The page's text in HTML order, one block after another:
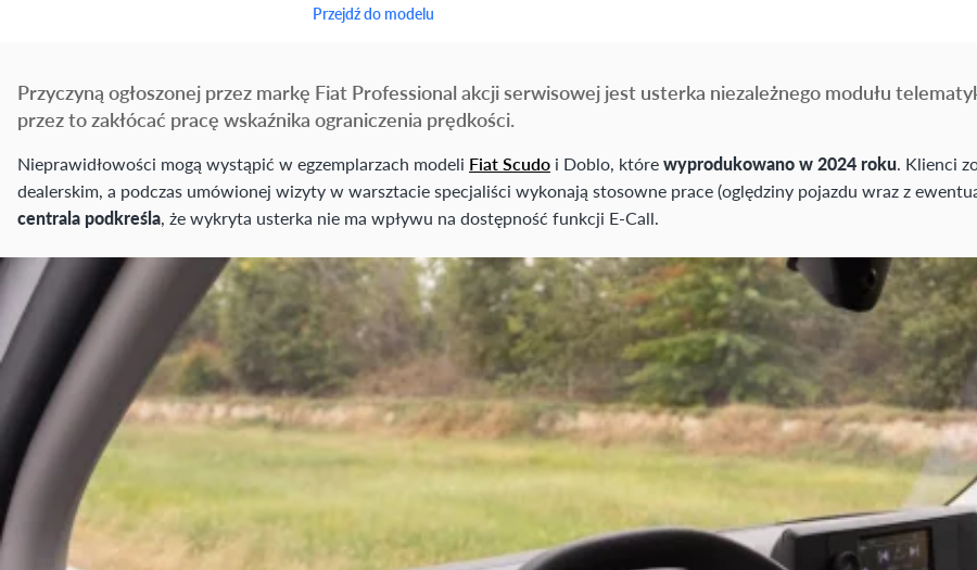
Przejdź do modelu
Przyczyną ogłoszonej przez markę Fiat Professional akcji serwisowej jest usterka niezależnego modułu
przez to zakłócać pracę wskaźnika ograniczenia prędkości.
Nieprawidłowości mogą wystąpić w egzemplarzach modeli Fiat Scudo i Doblo, którewyprodukowano w 2024 roku. Klienci
dealerskim, a podczas umówionej wizyty w warsztacie specjaliści wykonają stosowne prace (oględziny pojazdu wraz z
centrala podkreśla, że wykryta usterka nie ma wpływu na dostępność funkcji E-Call.